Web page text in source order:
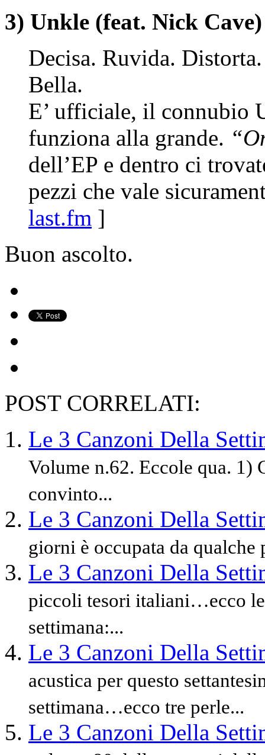
3) Unkle (feat. Nick
Decisa. Ruvida.
Bella.
E’ ufficiale, il connubio
funziona alla grande.
dell’EP e dentro ci
pezzi che vale
last.fm ]
Buon ascolto.
POST CORRELATI:
Le 3 Canzoni Della
Volume n.62. Eccole qua. 1)
convinto...
Le 3 Canzoni Della
giorni è occupata da
Le 3 Canzoni Della
piccoli tesori italiani…ecco le
settimana:...
Le 3 Canzoni Della
acustica per questo
settimana…ecco tre perle...
Le 3 Canzoni Della